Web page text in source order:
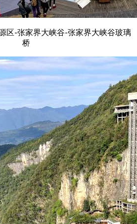
区-张家界大峡谷-张家界大峡谷玻璃
桥